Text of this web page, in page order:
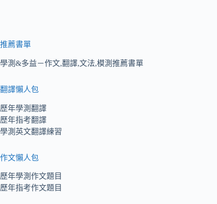
推薦書單
學測&多益－作文,翻譯,文法,模測推薦書單
翻譯懶人包
歷年學測翻譯
歷年指考翻譯
學測英文翻譯練習
作文懶人包
歷年學測作文題目
歷年指考作文題目